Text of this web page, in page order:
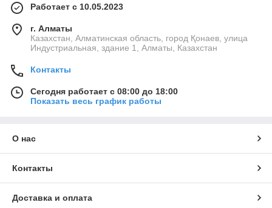
Работает с 10.05.2023
г. Алматы
Казахстан, Алматинская область, город Қонаев, улица
Индустриальная, здание 1, Алматы, Казахстан
Контакты
Сегодня работает с 08:00 до 18:00
Показать весь график работы
О нас
Контакты
Доставка и оплата